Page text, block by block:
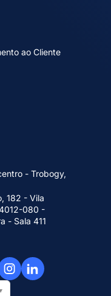
ao Cliente
- Trobogy,
182 - Vila
080 -
- Sala 411